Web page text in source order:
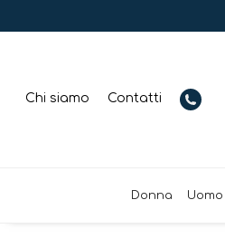
Chi siamo Contatti
Donna Uomo